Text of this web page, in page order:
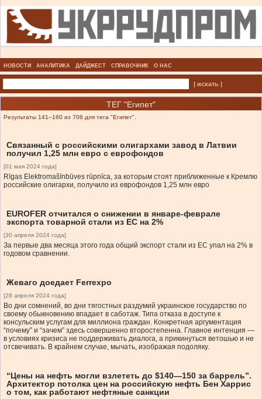
НОВОСТИ АНАЛИТИКА ДАЙДЖЕСТ СПРАВОЧНИК О НАС
| искать |
ТЕГ "Египет"
Результаты 141–160 из 706 для тега "Египет".
Связанный с российскими олигархами завод в Латвии
получил 1,25 млн евро с еврофондов
[01 мая 2024 года]
Rīgas Elektromašīnbūves rūpnīca, за которым стоят приближенные к Кремлю
российские олигархи, получило из еврофондов 1,25 млн евро
EUROFER отчитался о снижении в январе-феврале
экспорта товарной стали из ЕС на 2%
[30 апреля 2024 года]
За первые два месяца этого года общий экспорт стали из ЕС упал на 2% в
годовом сравнении.
Жеваго доедает Ferrexpo
[28 апреля 2024 года]
Во дни сомнений, во дни тягостных раздумий украинское государство по
своему обыкновению впадает в саботаж. Типа отказа в доступе к
консульским услугам для миллиона граждан. Конкретная аргументация
“почему” и “зачем” здесь совершенно второстепенна. Главное интенция —
в условиях кризиса не поддерживать диалога, а прикинуться ветошью и не
отсвечивать. В крайнем случае, мычать, изображая подоляку.
“Цены на нефть могли взлететь до $140—150 за баррель”.
Архитектор потолка цен на российскую нефть Бен Харрис
о том, как работают нефтяные санкции